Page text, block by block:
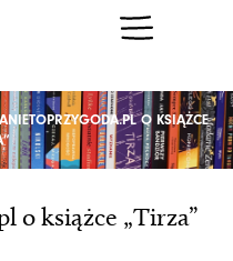
O KSIĄŻCE
o książce „Tirza”